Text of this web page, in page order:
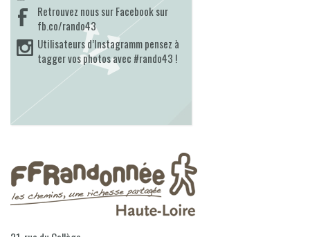
Retrouvez nous sur Facebook sur
fb.co/rando43
Utilisateurs d’Instagramm pensez à
tagger vos photos avec #rando43 !